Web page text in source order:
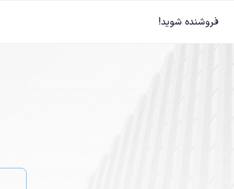
فروشنده شوید!